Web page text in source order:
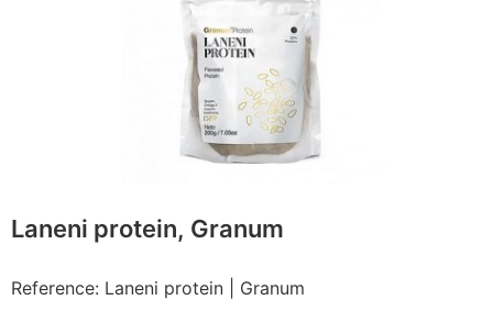
Laneni protein, Granum
Reference: Laneni protein | Granum